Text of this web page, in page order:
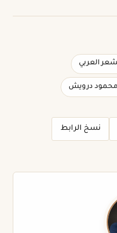
العربي
درويش
نسخ الرابط